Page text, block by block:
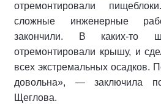
отремонтировали
сложные инженерные
закончили. В каких-то
отремонтировали крышу, и
всех экстремальных осадков.
довольна», — заключила
Щеглова.